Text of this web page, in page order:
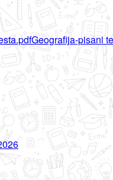
Geografija-pisani